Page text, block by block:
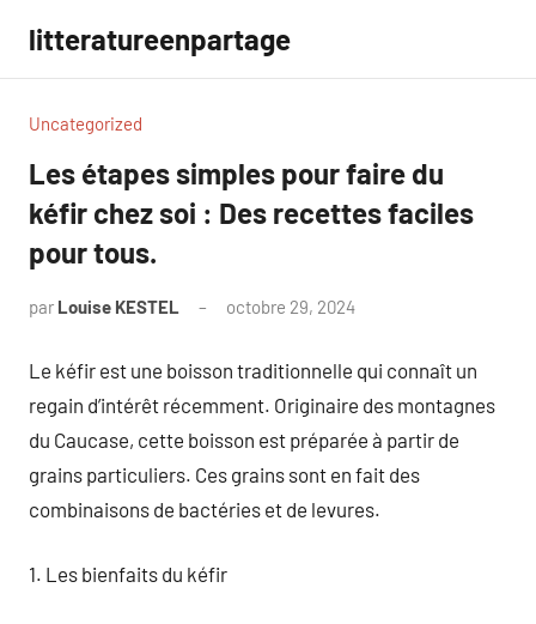
contenu
litteratureenpartage
Uncategorized
Les étapes simples pour faire du
kéfir chez soi : Des recettes faciles
pour tous.
par Louise KESTEL octobre 29, 2024
Le kéfir est une boisson traditionnelle qui connaît un
regain d’intérêt récemment. Originaire des montagnes
du Caucase, cette boisson est préparée à partir de
grains particuliers. Ces grains sont en fait des
combinaisons de bactéries et de levures.
1. Les bienfaits du kéfir